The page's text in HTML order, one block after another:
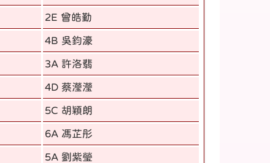
2E 曾皓勤
4B 吳鈞濠
3A 許洛翡
4D 蔡瀅瀅
5C 胡穎朗
6A 馮芷彤
5A 劉紫瑩